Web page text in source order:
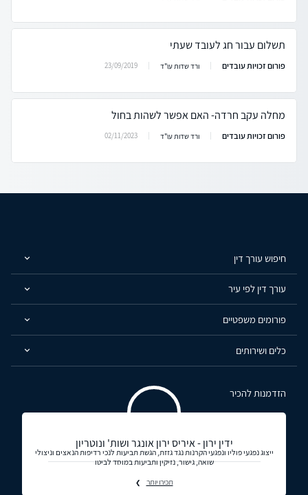
תשלום עבור חג לעובד שעתי
פורום זכויות עובדים ורד שדות עו"ד 23/09/2019
מחלה עקב חרדה- האם אפשר לשהות בחול
פורום זכויות עובדים ורד שדות עו"ד 02/11/2023
חיפוש עורך דין
עורך דין לפי עיר
פורומים משפטיים
כלים ושירותים
הזדמנות להכיר
ידין ירון - איריס ירון אונגר ושות' ונוטריון
ייצוג נפגעי פוליו ונפגעי הקרנות נגד גזזת, הגשת תביעות לנכי רדיפות הנאצים וניצולי
שואה, גישור, נזיקין ותביעות במוסד לביטו
תכירו יותר